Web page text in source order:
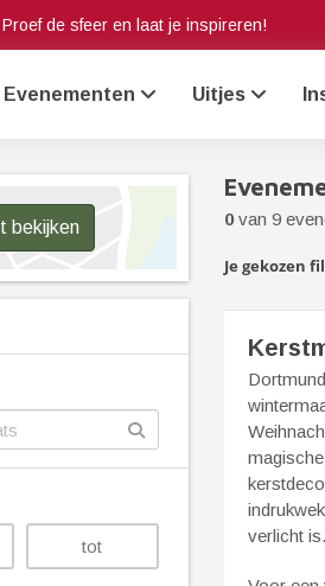
Proef de sfeer en laat je inspireren!
Evenementen Uitjes
bekijken 0 van 9
Je gekozen
verlicht is.